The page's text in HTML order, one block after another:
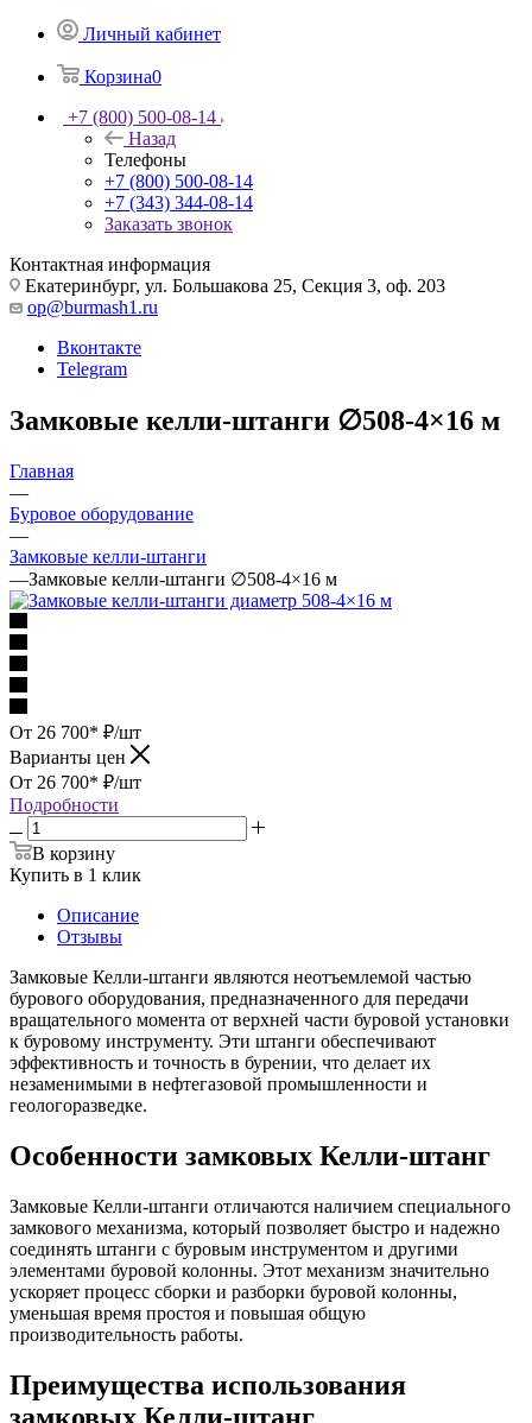
Личный кабинет
Корзина0
+7 (800) 500-08-14
Назад
Телефоны
+7 (800) 500-08-14
+7 (343) 344-08-14
Заказать звонок
Контактная информация
Екатеринбург, ул. Большакова 25, Секция 3, оф. 203
op@burmash1.ru
Вконтакте
Telegram
Замковые келли-штанги ∅508-4×16 м
Главная
—
Буровое оборудование
—
Замковые келли-штанги
—Замковые келли-штанги ∅508-4×16 м
От 26 700* ₽/шт
Варианты цен
От 26 700* ₽/шт
Подробности
В корзину
Купить в 1 клик
Описание
Отзывы
Замковые Келли-штанги являются неотъемлемой частью
бурового оборудования, предназначенного для передачи
вращательного момента от верхней части буровой установки
к буровому инструменту. Эти штанги обеспечивают
эффективность и точность в бурении, что делает их
незаменимыми в нефтегазовой промышленности и
геологоразведке.
Особенности замковых Келли-штанг
Замковые Келли-штанги отличаются наличием специального
замкового механизма, который позволяет быстро и надежно
соединять штанги с буровым инструментом и другими
элементами буровой колонны. Этот механизм значительно
ускоряет процесс сборки и разборки буровой колонны,
уменьшая время простоя и повышая общую
производительность работы.
Преимущества использования
замковых Келли-штанг